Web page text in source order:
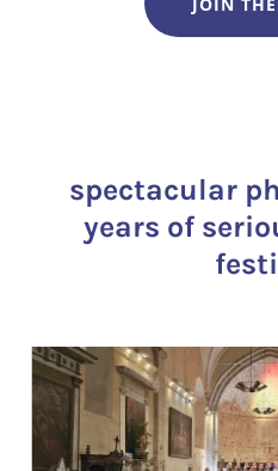
spectacular
years of